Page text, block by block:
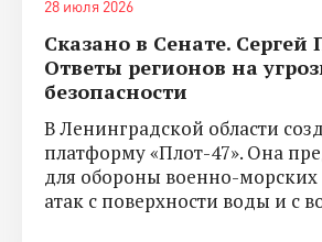
28 июля 2026
Сказано в Сенате.
Ответы регионов на
безопасности
В Ленинградской области
платформу «Плот-47». Она
для обороны военно-морских
атак с поверхности воды и с